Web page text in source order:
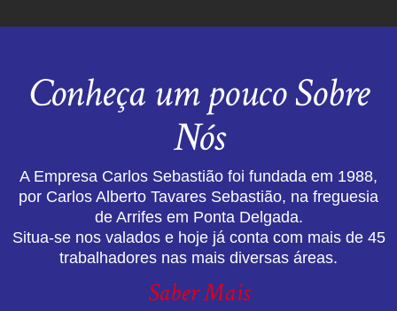
Conheça um pouco Sobre
Nós
A Empresa Carlos Sebastião foi fundada em 1988,
por Carlos Alberto Tavares Sebastião, na freguesia
de Arrifes em Ponta Delgada.
Situa-se nos valados e hoje já conta com mais de 45
trabalhadores nas mais diversas áreas.
Saber Mais